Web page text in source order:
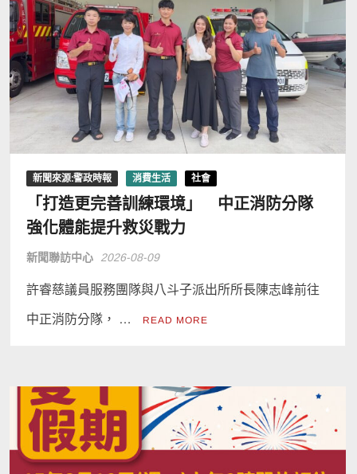
新聞來源:警政時報 消費生活 社會
「打造更完善訓練環境」 中正消防分隊
強化體能提升救災戰力
新聞聯訪中心 2026-08-09
許睿慈議員服務團隊與八斗子派出所所長陳志峰前往
中正消防分隊， … READ MORE